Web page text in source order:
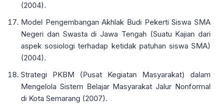
(2004).
Model Pengembangan Akhlak Budi Pekerti Siswa SMA
Negeri dan Swasta di Jawa Tengah (Suatu Kajian dari
aspek sosiologi terhadap ketidak patuhan siswa SMA)
(2004).
Strategi PKBM (Pusat Kegiatan Masyarakat) dalam
Mengelola Sistem Belajar Masyarakat Jalur Nonformal
di Kota Semarang (2007).